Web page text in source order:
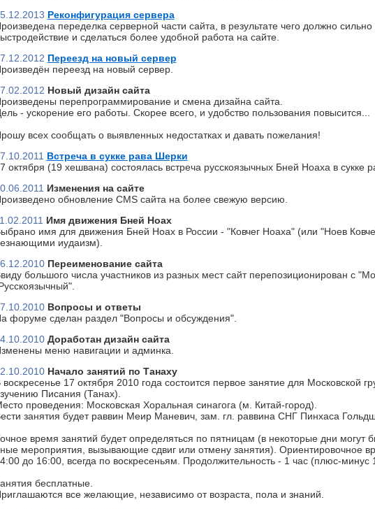
Реконфигурация сервера
переделка серверной части сайта, в результате чего должно сильно
и сделаться более удобной работа на сайте.
Переезд на новый сервер
переезд на новый сервер.
Новый дизайн сайта
перепрограммирование и смена дизайна сайта.
- ускорение его работы. Скорее всего, и удобство пользования повысится...
всех сообщать о выявленных недостатках и давать пожелания!
Встреча в сукке рава Шерки
октября (19 хешвана) состоялась встреча русскоязычных Бней Ноаха в сукке
Изменения на сайте
обновление CMS сайта на более свежую версию.
Имя движения Бней Ноах
имя для движения Бней Ноах в России - "Ковчег Ноаха" (или "Ноев
иудаизм).
Переименование сайта
большого числа участников из разных мест сайт перепозиционирован с
Вопросы и ответы
форуме сделан раздел "Вопросы и обсуждения".
Доработан дизайн сайта
меню навигации и админка.
Начало занятий по Танаху
воскресенье 17 октября 2010 года состоится первое занятие для Московской
Писания (Танах).
проведения: Московская Хоральная синагога (м. Китай-город).
занятия будет раввин Меир Маневич, зам. гл. раввина СНГ Пинхаса
время занятий будет определяться по пятницам (в некоторые дни могут
мероприятия, вызывающие сдвиг или отмену занятия). Ориентировочное
до 16:00, всегда по воскресеньям. Продолжительность - 1 час (плюс-минус
бесплатные.
все желающие, независимо от возраста, пола и знаний.